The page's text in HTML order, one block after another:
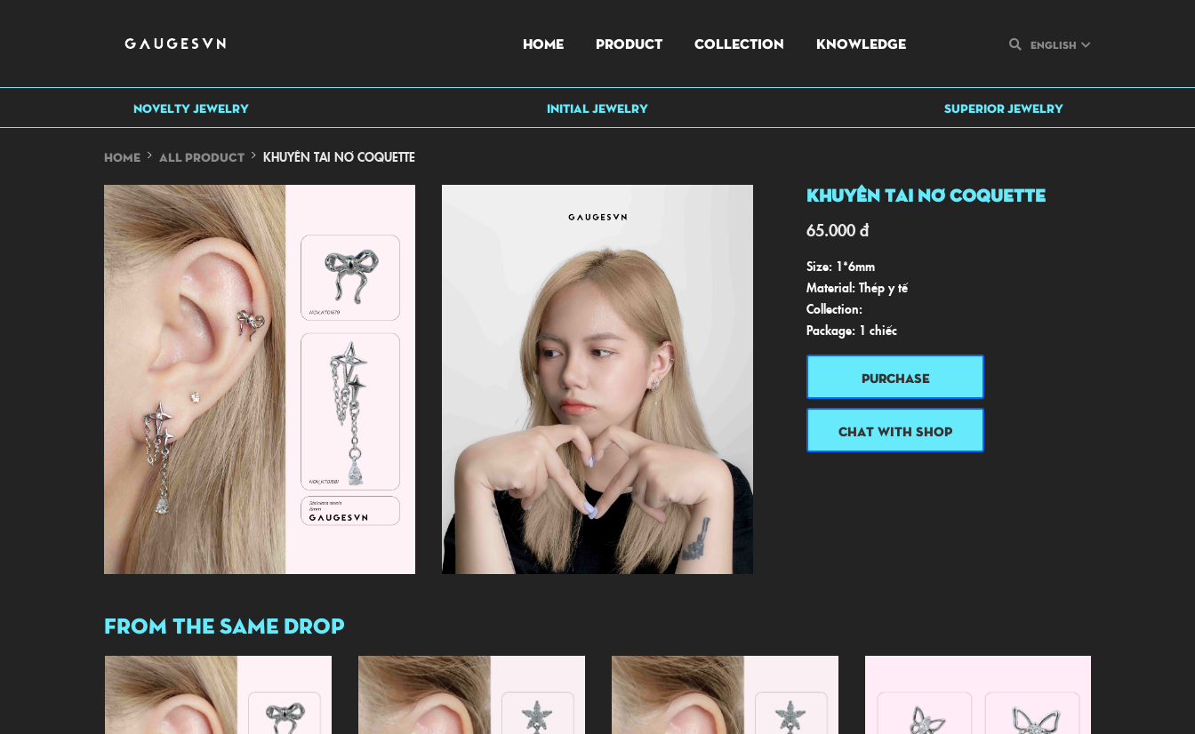
HOME PRODUCT COLLECTION KNOWLEDGE English
NOVELTY JEWELRY INITIAL JEWELRY SUPERIOR JEWELRY
HOME ALL PRODUCT KHUYÊN TAI NƠ COQUETTE
Khuyên Tai Nơ Coquette
65.000đ
Size: 1*6mm
Material: Thép y tế
Collection:
Package: 1 chiếc
PURCHASE
CHAT WITH SHOP
FROM THE SAME DROP